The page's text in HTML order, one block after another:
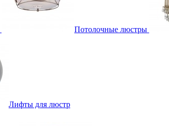
Потолочные люстры
Лифты для люстр